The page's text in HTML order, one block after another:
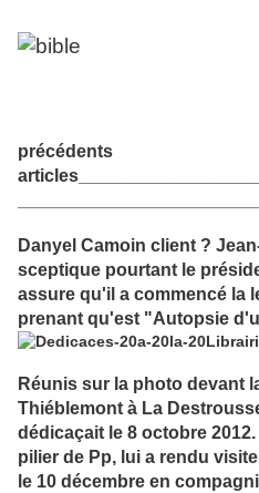
précédents
Danyel Camoin client ?
sceptique pourtant le
assure qu'il a commencé la
prenant qu'est "Autopsie
Réunis sur la photo devant
Thiéblemont à La
dédicaçait le 8 octobre
pilier de Pp, lui a rendu
le 10 décembre en